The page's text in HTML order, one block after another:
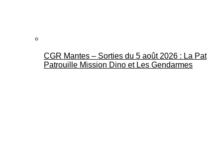
Mantes Actu
CGR Mantes – Sorties du 5 août 2026 : La Pat
Patrouille Mission Dino et Les Gendarmes